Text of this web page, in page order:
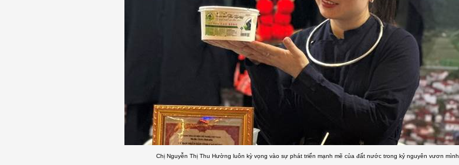
Chị Nguyễn Thị Thu Hường luôn kỳ vọng vào sự phát triển mạnh mẽ của đất nước trong kỷ nguyên vươn mình